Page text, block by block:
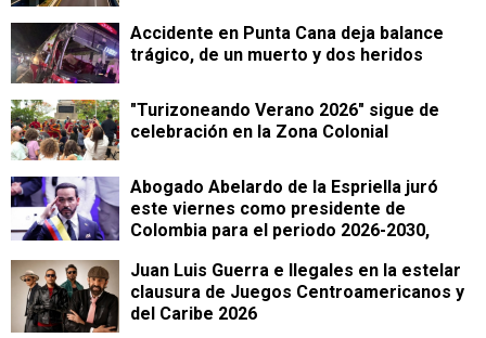
Accidente en Punta Cana deja balance
trágico, de un muerto y dos heridos
"Turizoneando Verano 2026" sigue de
celebración en la Zona Colonial
Abogado Abelardo de la Espriella juró
este viernes como presidente de
Colombia para el periodo 2026-2030,
Juan Luis Guerra e Ilegales en la estelar
clausura de Juegos Centroamericanos y
del Caribe 2026